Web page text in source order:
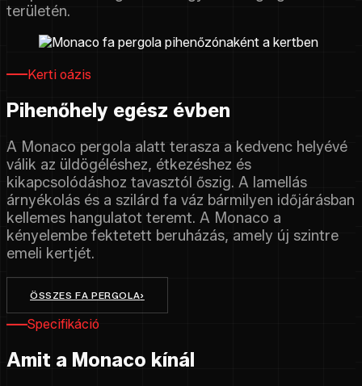
területén.
Kerti oázis
Pihenőhely egész évben
A Monaco pergola alatt terasza a kedvenc helyévé
válik az üldögéléshez, étkezéshez és
kikapcsolódáshoz tavasztól őszig. A lamellás
árnyékolás és a szilárd fa váz bármilyen időjárásban
kellemes hangulatot teremt. A Monaco a
kényelembe fektetett beruházás, amely új szintre
emeli kertjét.
ÖSSZES FA PERGOLA›
Specifikáció
Amit a Monaco kínál